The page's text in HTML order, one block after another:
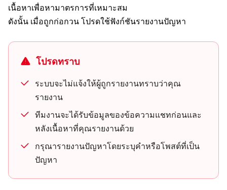
เนื้อหาเพื่อหามาตรการที่เหมาะสม
ดังนั้น เมื่อถูกก่อกวน โปรดใช้ฟังก์ชันรายงานปัญหา
โปรดทราบ
ระบบจะไม่แจ้งให้ผู้ถูกรายงานทราบว่าคุณ
รายงาน
ทีมงานจะได้รับข้อมูลของข้อความแชทก่อนและ
หลังเนื้อหาที่คุณรายงานด้วย
กรุณารายงานปัญหาโดยระบุคำหรือโพสต์ที่เป็น
ปัญหา